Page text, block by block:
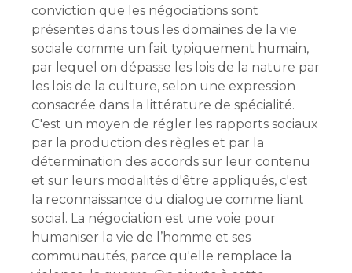
conviction que les négociations sont
présentes dans tous les domaines de la vie
sociale comme un fait typiquement humain,
par lequel on dépasse les lois de la nature par
les lois de la culture, selon une expression
consacrée dans la littérature de spécialité.
C'est un moyen de régler les rapports sociaux
par la production des règles et par la
détermination des accords sur leur contenu
et sur leurs modalités d'être appliqués, c'est
la reconnaissance du dialogue comme liant
social. La négociation est une voie pour
humaniser la vie de l’homme et ses
communautés, parce qu'elle remplace la